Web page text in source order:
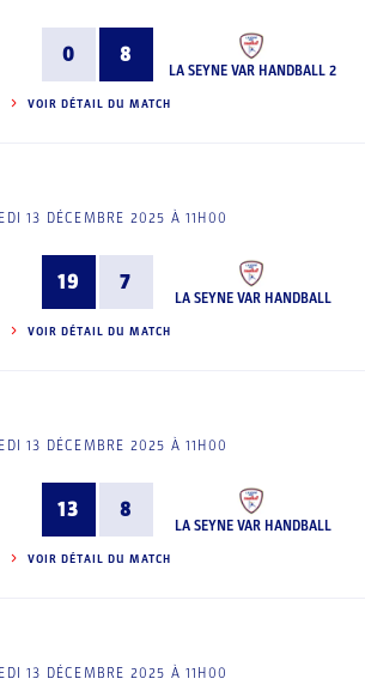
0 8
LA SEYNE VAR HANDBALL 2
VOIR DÉTAIL DU MATCH
13 DÉCEMBRE 2025 À 11H00
19 7
LA SEYNE VAR HANDBALL
VOIR DÉTAIL DU MATCH
13 DÉCEMBRE 2025 À 11H00
13 8
LA SEYNE VAR HANDBALL
VOIR DÉTAIL DU MATCH
13 DÉCEMBRE 2025 À 11H00